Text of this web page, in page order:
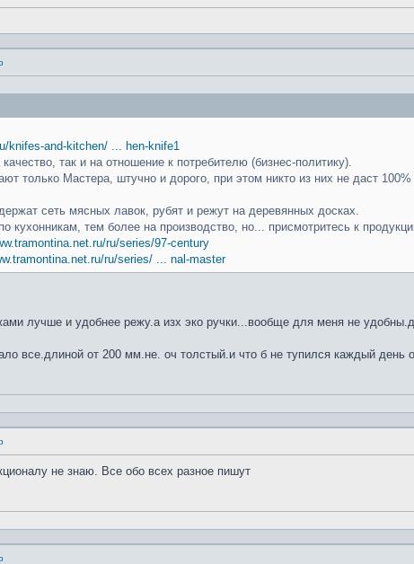
knifes-and-kitchen/ ... hen-knife1
так и на отношение к потребителю (бизнес-политику).
только Мастера, штучно и дорого, при этом никто из них не даст
сеть мясных лавок, рубят и режут на деревянных досках.
кухонникам, тем более на производство, но... присмотритесь к
ru/series/97-century
ru/series/ ... nal-master
лучше и удобнее режу.а изх эко ручки...вообще для меня не
все.длиной от 200 мм.не. оч толстый.и что б не тупился каждый день
не знаю. Все обо всех разное пишут